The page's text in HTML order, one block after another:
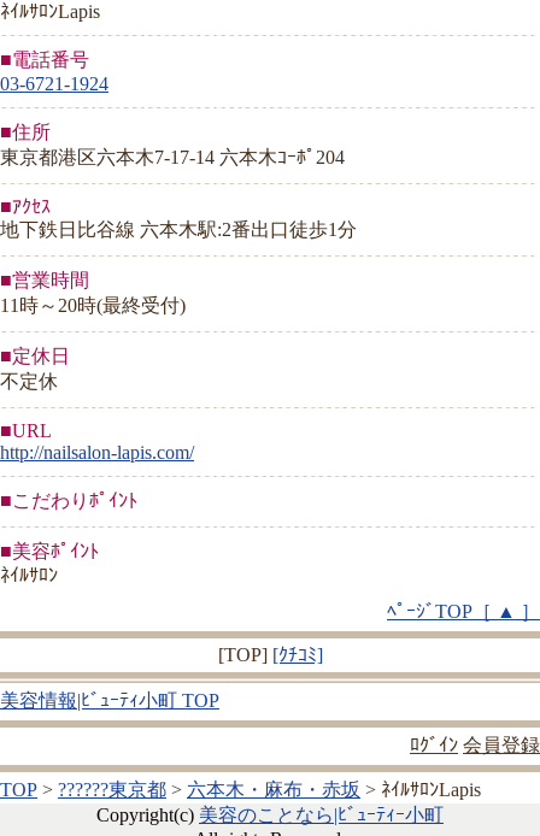
ﾈｲﾙｻﾛﾝLapis
■電話番号
03-6721-1924
■住所
東京都港区六本木7-17-14 六本木ｺｰﾎﾟ204
■ｱｸｾｽ
地下鉄日比谷線 六本木駅:2番出口徒歩1分
■営業時間
11時～20時(最終受付)
■定休日
不定休
■URL
http://nailsalon-lapis.com/
■こだわりﾎﾟｲﾝﾄ
■美容ﾎﾟｲﾝﾄ
ﾈｲﾙｻﾛﾝ
ﾍﾟｰｼﾞTOP［ ▲ ］
[TOP] [ｸﾁｺﾐ]
美容情報|ﾋﾞｭｰﾃｨ小町 TOP
ﾛｸﾞｲﾝ 会員登録
TOP > ??????東京都 > 六本木・麻布・赤坂 > ﾈｲﾙｻﾛﾝLapis
Copyright(c) 美容のことなら|ﾋﾞｭｰﾃｨｰ小町